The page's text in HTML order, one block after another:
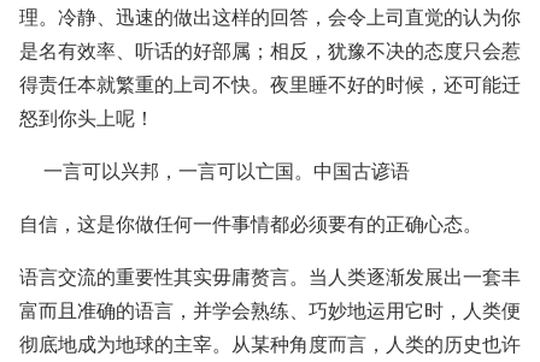
理。冷静、迅速的做出这样的回答，会令上司直觉的认为你
是名有效率、听话的好部属；相反，犹豫不决的态度只会惹
得责任本就繁重的上司不快。夜里睡不好的时候，还可能迁
怒到你头上呢！
一言可以兴邦，一言可以亡国。中国古谚语
自信，这是你做任何一件事情都必须要有的正确心态。
语言交流的重要性其实毋庸赘言。当人类逐渐发展出一套丰
富而且准确的语言，并学会熟练、巧妙地运用它时，人类便
彻底地成为地球的主宰。从某种角度而言，人类的历史也许